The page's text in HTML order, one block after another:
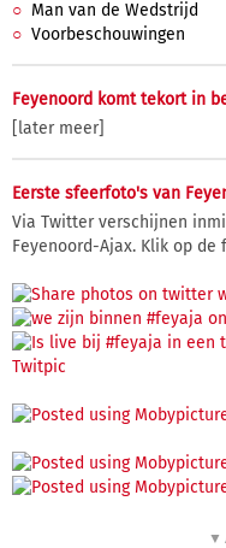
Man van de Wedstrijd
Voorbeschouwingen
Feyenoord komt tekort in
[later meer]
Eerste sfeerfoto's van
Via Twitter verschijnen
Feyenoord-Ajax. Klik op
▼